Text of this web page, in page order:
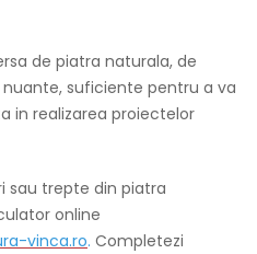
de piatra naturala, de
suficiente pentru a va
in realizarea proiectelor
sau trepte din piatra
online
vinca.ro. Completezi